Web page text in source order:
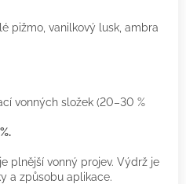
pižmo, vanilkový lusk, ambra
vonných složek (20–30 %
%.
plnější vonný projev. Výdrž je
a způsobu aplikace.